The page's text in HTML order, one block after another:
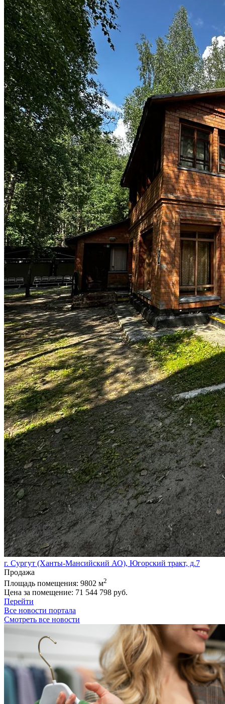
г. Сургут (Ханты-Мансийский АО), Югорский тракт, д.7
Продажа
Площадь помещения: 9802 м2
Цена за помещение: 71 544 798 руб.
Перейти
Все новости портала
Смотреть все новости